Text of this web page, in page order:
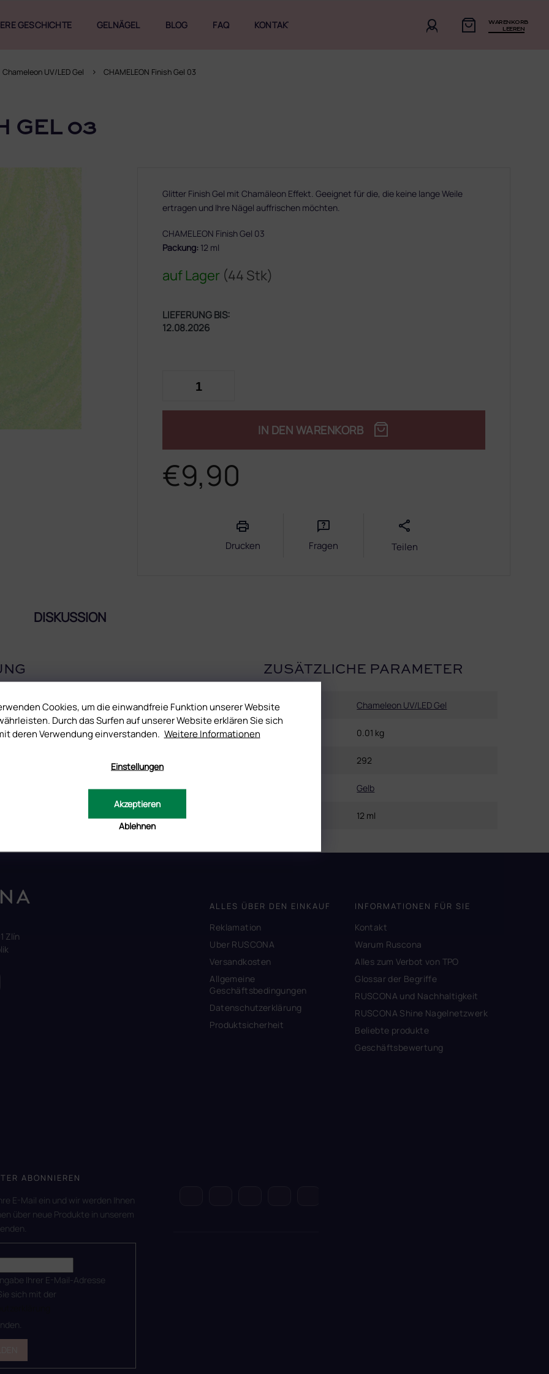
Cookies, um die einwandfreie Funktion unserer Website
Durch das Surfen auf unserer Website erklären Sie sich
deren Verwendung einverstanden. Weitere Informationen
Einstellungen
Ablehnen
Akzeptieren
WARENKORB
LEEREN
GESCHICHTE GELNÄGEL BLOG FAQ KONTAKT
Chameleon UV/LED Gel CHAMELEON Finish Gel 03
GEL 03
€9,90
auf Lager (44 Stk)
LIEFERUNG BIS:
12.08.2026
IN DEN WARENKORB
Glitter Finish Gel mit Chamäleon Effekt. Geeignet für die, die keine lange Weile
ertragen und Ihre Nägel auffrischen möchten.
CHAMELEON Finish Gel 03
Packung: 12 ml
Drucken Fragen Teilen
DISKUSSION
keine lange Weile ertragen und Ihre Nägel auffrischen möchten.
benutzen. Auf dem Foto in der Galerie ist es auf weißer
ab.
ZUSÄTZLICHE PARAMETER
Kategorie Chameleon UV/LED Gel
0.01 kg
292
Gelb
12 ml
Zlín
ALLES ÜBER DEN EINKAUF
Reklamation
Uber RUSCONA
Versandkosten
Allgemeine
Geschäftsbedingungen
Datenschutzerklärung
Produktsicherheit
INFORMATIONEN FÜR SIE
Kontakt
Warum Ruscona
Alles zum Verbot von TPO
Glossar der Begriffe
RUSCONA und Nachhaltigkeit
RUSCONA Shine Nagelnetzwerk
Beliebte produkte
Geschäftsbewertung
ABONNIEREN
E-Mail ein und wir werden Ihnen
über neue Produkte in unserem
Ihrer E-Mail-Adresse
sich mit der